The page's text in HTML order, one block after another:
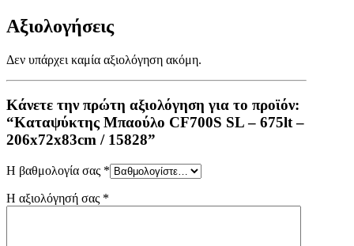
Αξιολογήσεις
Δεν υπάρχει καμία αξιολόγηση ακόμη.
Κάνετε την πρώτη αξιολόγηση για το προϊόν:
“Καταψύκτης Μπαούλο CF700S SL – 675lt –
206x72x83cm / 15828”
Η βαθμολογία σας *
Η αξιολόγησή σας *